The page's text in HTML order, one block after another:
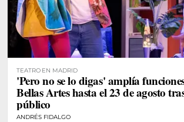
TEATRO EN MADRID
'Pero no se lo digas' amplía
Bellas Artes hasta el 23 de agosto
público
ANDRÉS FIDALGO